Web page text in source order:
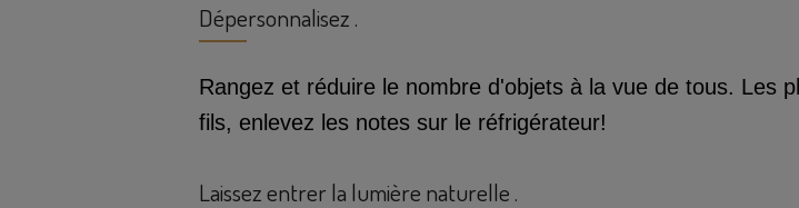
Dépersonnalisez .
Rangez et réduire le nombre d'objets à la vue de tous. Les
fils, enlevez les notes sur le réfrigérateur!
Laissez entrer la lumière naturelle .